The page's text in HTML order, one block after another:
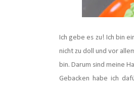
Ich gebe es zu! Ich bin
nicht zu doll und vor
bin. Darum sind meine
Gebacken habe ich